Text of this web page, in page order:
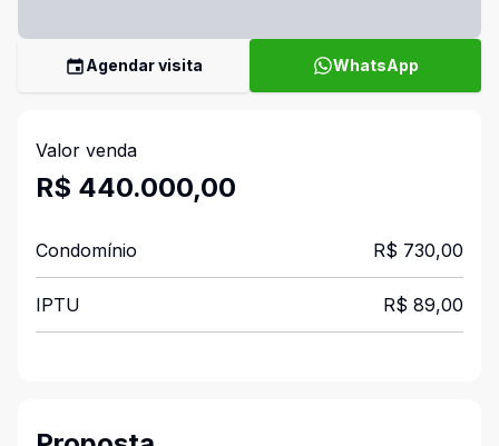
Agendar visita WhatsApp
Valor venda
R$ 440.000,00
Condomínio R$ 730,00
IPTU R$ 89,00